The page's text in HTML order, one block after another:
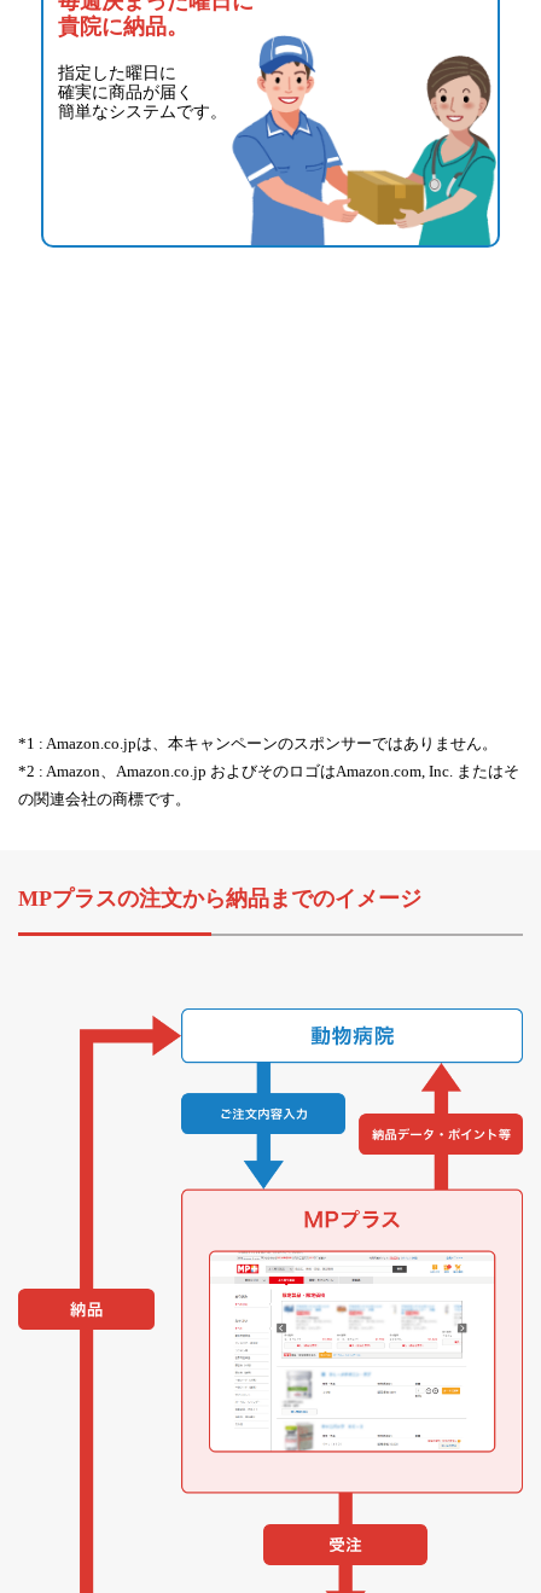
貴院に納品。
指定した曜日に
確実に商品が届く
簡単なシステムです。
*1 : Amazon.co.jpは、本キャンペーンのスポンサーではありません。
*2 : Amazon、Amazon.co.jp およびそのロゴはAmazon.com, Inc. またはそ
の関連会社の商標です。
MPプラスの注文から納品までのイメージ